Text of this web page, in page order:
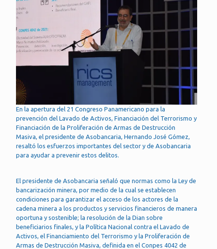
En la apertura del 21 Congreso Panamericano para la
prevención del Lavado de Activos, Financiación del Terrorismo y
Financiación de la Proliferación de Armas de Destrucción
Masiva, el presidente de Asobancaria, Hernando José Gómez,
resaltó los esfuerzos importantes del sector y de Asobancaria
para ayudar a prevenir estos delitos.
El presidente de Asobancaria señaló que normas como la Ley de
bancarización minera, por medio de la cual se establecen
condiciones para garantizar el acceso de los actores de la
cadena minera a los productos y servicios financieros de manera
oportuna y sostenible; la resolución de la Dian sobre
beneficiarios finales, y la Política Nacional contra el Lavado de
Activos, el Financiamiento del Terrorismo y la Proliferación de
Armas de Destrucción Masiva, definida en el Conpes 4042 de